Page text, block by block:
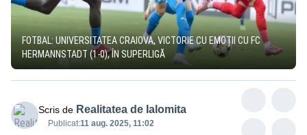
FOTBAL: UNIVERSITATEA CRAIOVA, VICTORIE CU EMOȚII CU FC
HERMANNSTADT (1-0), ÎN SUPERLIGĂ
Scris de Realitatea de Ialomita
Publicat:11 aug. 2025, 11:02